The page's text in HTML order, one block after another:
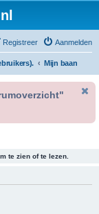
Aanmelden
Registreer
Mijn baan
te zien of te lezen.